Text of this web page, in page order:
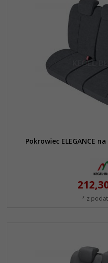
Pokrowiec ELEGANCE
212,
* z